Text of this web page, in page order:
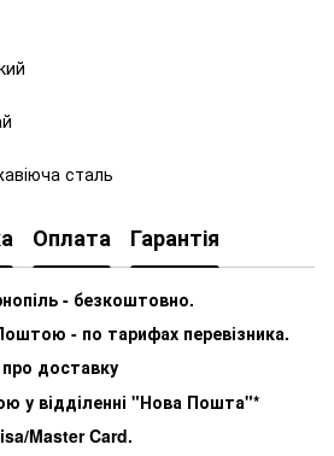
сталь
Оплата Гарантія
- безкоштовно.
- по тарифах перевізника.
про доставку
у відділенні "Нова Пошта"*
Master Card.